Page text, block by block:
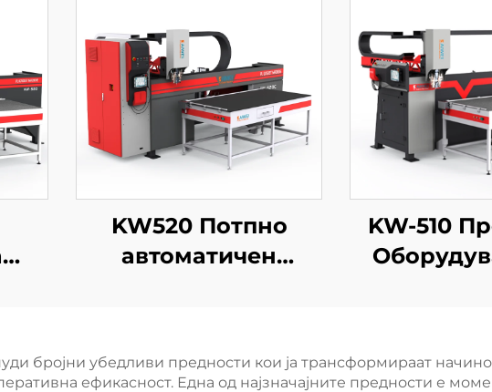
KW520 Потпно
автоматичен
полиуретан
KW-510
Шасија
бројни убедливи предности кои ја трансформираат начинот
ефикасност. Една од најзначајните предности е